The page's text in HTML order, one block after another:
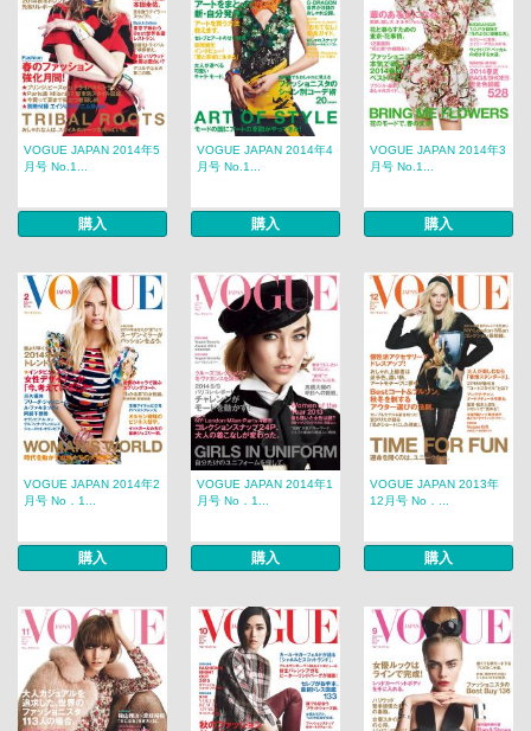
VOGUE JAPAN 2014年5
月号 No.1...
購入
VOGUE JAPAN 2014年4
月号 No.1...
購入
VOGUE JAPAN 2014年3
月号 No.1...
購入
VOGUE JAPAN 2014年2
月号 No．1...
購入
VOGUE JAPAN 2014年1
月号 No．1...
購入
VOGUE JAPAN 2013年
12月号 No．...
購入